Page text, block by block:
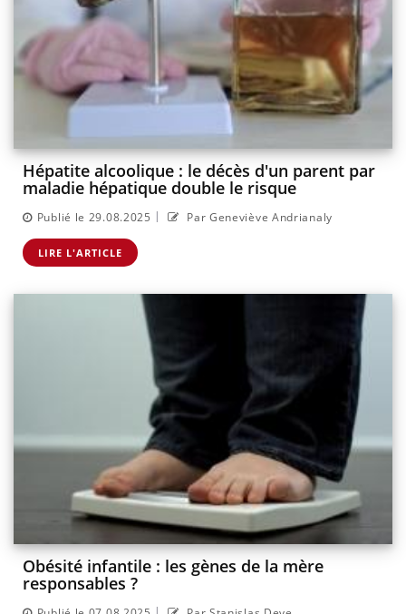
Hépatite alcoolique : le décès d'un parent par
maladie hépatique double le risque
Publié le 29.08.2025 | Par Geneviève Andrianaly
LIRE L'ARTICLE
Obésité infantile : les gènes de la mère
responsables ?